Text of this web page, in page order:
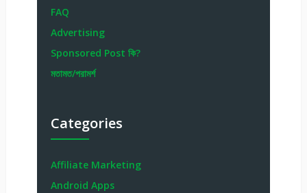
FAQ
Advertising
Sponsored Post কি?
মতামত/পরামর্শ
Categories
Affiliate Marketing
Android Apps